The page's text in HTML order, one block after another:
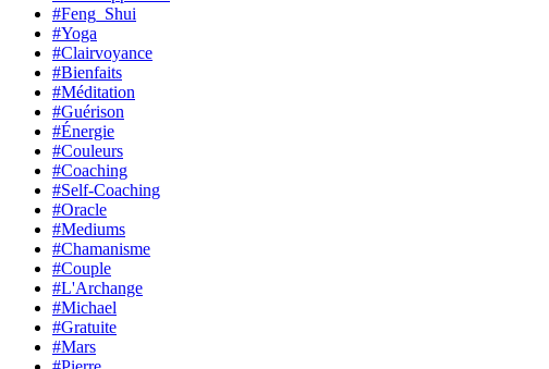
#Feng_Shui
#Yoga
#Clairvoyance
#Bienfaits
#Méditation
#Guérison
#Énergie
#Couleurs
#Coaching
#Self-Coaching
#Oracle
#Mediums
#Chamanisme
#Couple
#L'Archange
#Michael
#Gratuite
#Mars